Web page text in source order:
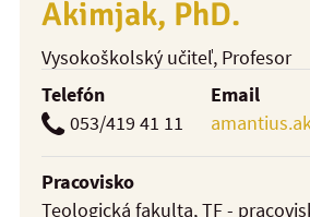
Akimjak, PhD.
Vysokoškolský učiteľ, Profesor
Telefón
053/419 41 11
Email
Pracovisko
Teologická fakulta, TF -